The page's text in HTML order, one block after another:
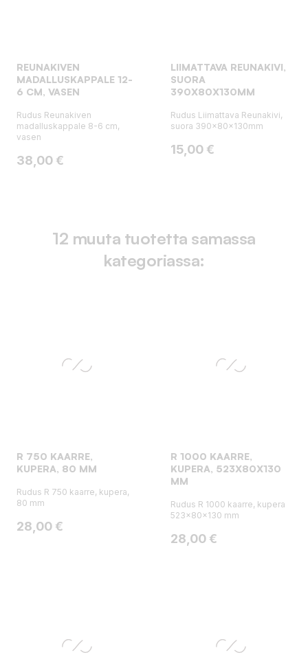
REUNAKIVEN
MADALLUSKAPPALE 12-
6 CM, VASEN
Rudus Reunakiven
madalluskappale 8-6 cm,
vasen
Hinta
38,00 €
LIIMATTAVA REUNAKIVI,
SUORA
390X80X130MM
Rudus Liimattava Reunakivi,
suora 390x80x130mm
Hinta
15,00 €
12 muuta tuotetta samassa
kategoriassa:
R 750 KAARRE,
KUPERA, 80 MM
Rudus R 750 kaarre, kupera,
80 mm
Hinta
28,00 €
R 1000 KAARRE,
KUPERA, 523X80X130
MM
Rudus R 1000 kaarre, kupera
523x80x130 mm
Hinta
28,00 €